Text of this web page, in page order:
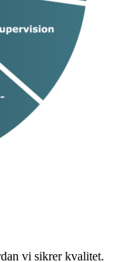
vi sikrer kvalitet.